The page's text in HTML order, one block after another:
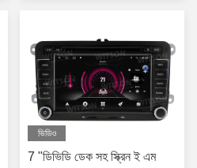
ভিডিও
7 "ডিভিডি ডেক সহ স্ক্রিন ই এম